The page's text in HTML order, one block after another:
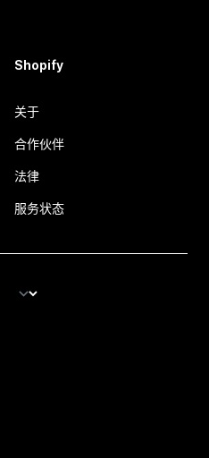
Shopify
关于
合作伙伴
法律
服务状态